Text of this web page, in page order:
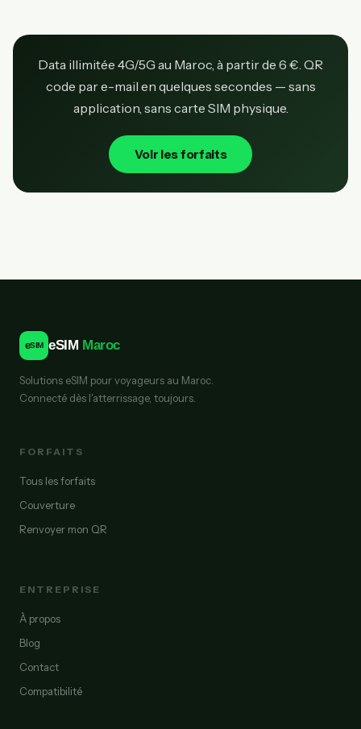
Data illimitée 4G/5G au Maroc, à partir de 6 €. QR
code par e-mail en quelques secondes — sans
application, sans carte SIM physique.
Voir les forfaits
eSIM eSIM Maroc
Solutions eSIM pour voyageurs au Maroc.
Connecté dès l'atterrissage, toujours.
FORFAITS
Tous les forfaits
Couverture
Renvoyer mon QR
ENTREPRISE
À propos
Blog
Contact
Compatibilité